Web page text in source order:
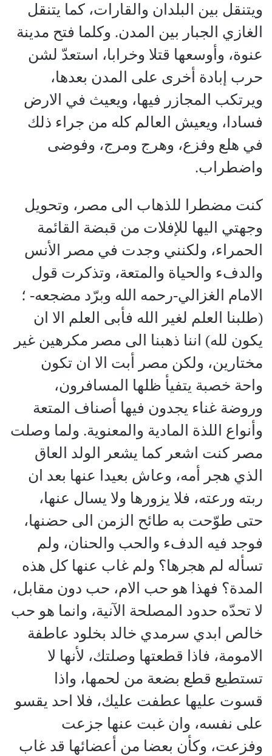
ويتنقل بين البلدان والقارات، كما يتنقل
الغازي الجبار بين المدن. وكلما فتح مدينة
عنوة، وأوسعها قتلا وخرابا، استعدّ لشن
حرب إبادة أخرى على المدن بعدها،
ويرتكب المجازر فيها، ويعيث في الارض
فسادا، ويعيش العالم كله من جراء ذلك
في هلع وفزع، وهرج ومرج، وفوضى
واضطراب.
كنت مضطرا للذهاب الى مصر، وتحويل
وجهتي اليها للإفلات من قبضة القائمة
الحمراء، ولكنني وجدت في مصر الأنس
والدفء والحياة والمتعة، وتذكرت قول
الامام الغزالي-رحمه الله وبرّد مضجعه- ؛
(طلبنا العلم لغير الله فأبى العلم الا ان
يكون لله) اننا ذهبنا الى مصر مكرهين غير
مختارين، ولكن مصر أبت الا ان تكون
واحة خصبة يتفيأ ظلها المسافرون،
وروضة غناء يجدون فيها أصناف المتعة
وأنواع اللذة المادية والمعنوية. ولما وصلت
مصر كنت اشعر كما يشعر الولد العاق
الذي هجر أمه، وعاش بعيدا عنها بعد ان
ربته ورعته، فلا يزورها ولا يسال عنها،
حتى طوّحت به طائح الزمن الى حضنها،
فوجد فيه الدفء والحب والحنان، ولم
تسأله لم هجرها؟ ولم غاب عنها كل هذه
المدة؟ فهذا هو حب الام، حب دون مقابل،
لا تحدّه حدود المصلحة الآنية، وانما هو حب
خالص ابدي سرمدي خالد بخلود عاطفة
الامومة، فاذا قطعتها وصلتك، لأنها لا
تستطيع قطع بضعة من لحمها، واذا
قسوت عليها عطفت عليك، فلا احد يقسو
على نفسه، وان غبت عنها جزعت
وفزعت، وكأن بعضا من أعضائها قد غاب